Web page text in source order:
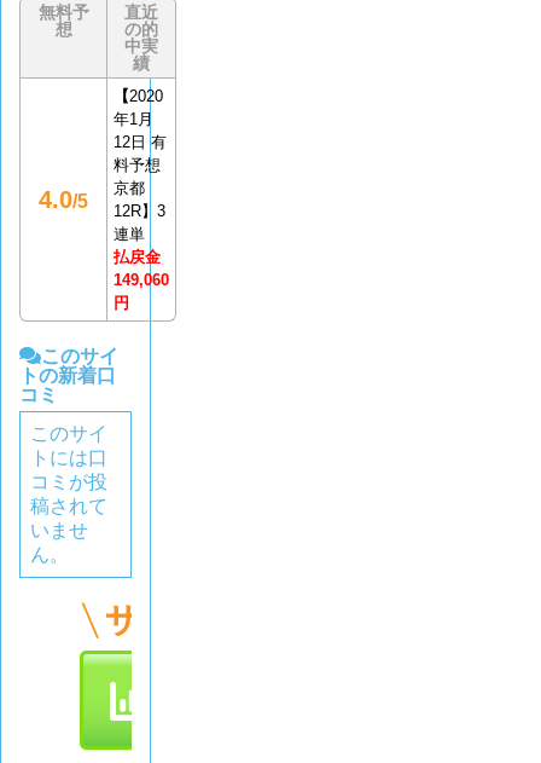
無料予
想
直近
の的
中実
績
4.0/5
【2020
年1月
12日 有
料予想
京都
12R】3
連単
払戻金
149,060
円
このサイ
トの新着口
コミ
このサイ
トには口
コミが投
稿されて
いませ
ん。